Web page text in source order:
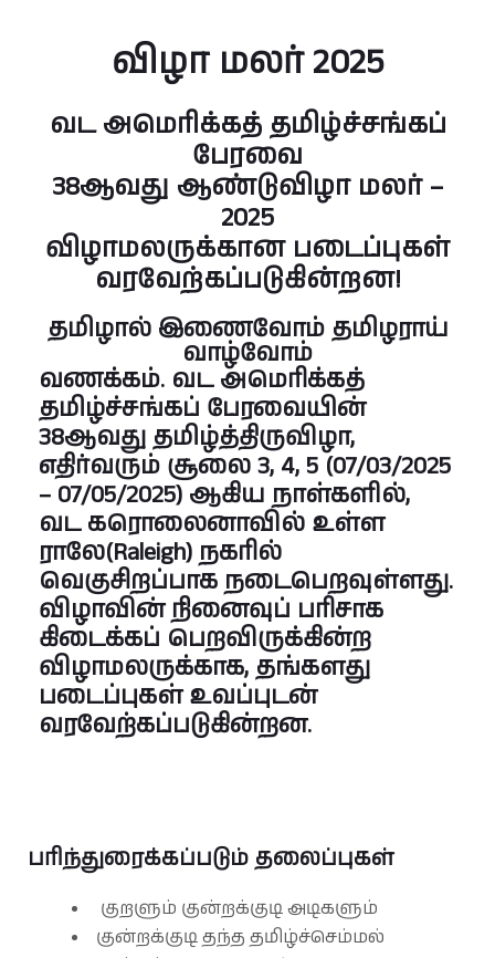
விழா மலர் 2025
வட அமெரிக்கத் தமிழ்ச்சங்கப்
பேரவை
38ஆவது ஆண்டுவிழா மலர் –
2025
விழாமலருக்கான படைப்புகள்
வரவேற்கப்படுகின்றன!
தமிழால் இணைவோம் தமிழராய்
வாழ்வோம்
வணக்கம். வட அமெரிக்கத்
தமிழ்ச்சங்கப் பேரவையின்
38ஆவது தமிழ்த்திருவிழா,
எதிர்வரும் சூலை 3, 4, 5 (07/03/2025
– 07/05/2025) ஆகிய நாள்களில்,
வட கரொலைனாவில் உள்ள
ராலே(Raleigh) நகரில்
வெகுசிறப்பாக நடைபெறவுள்ளது.
விழாவின் நினைவுப் பரிசாக
கிடைக்கப் பெறவிருக்கின்ற
விழாமலருக்காக, தங்களது
படைப்புகள் உவப்புடன்
வரவேற்கப்படுகின்றன.
பரிந்துரைக்கப்படும் தலைப்புகள்
குறளும் குன்றக்குடி அடிகளும்
குன்றக்குடி தந்த தமிழ்ச்செம்மல்